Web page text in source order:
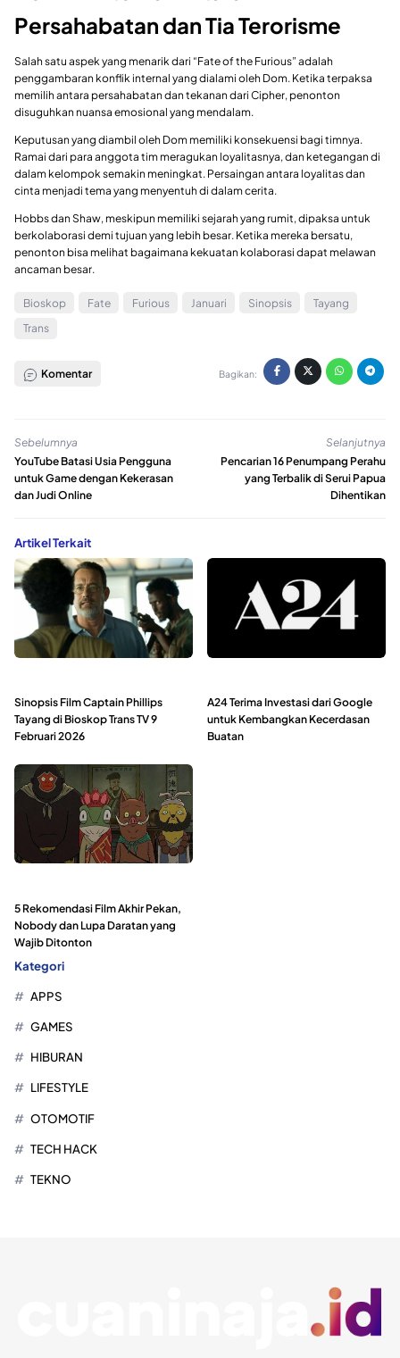
Persahabatan dan Tia Terorisme
Salah satu aspek yang menarik dari “Fate of the Furious” adalah
penggambaran konflik internal yang dialami oleh Dom. Ketika terpaksa
memilih antara persahabatan dan tekanan dari Cipher, penonton
disuguhkan nuansa emosional yang mendalam.
Keputusan yang diambil oleh Dom memiliki konsekuensi bagi timnya.
Ramai dari para anggota tim meragukan loyalitasnya, dan ketegangan di
dalam kelompok semakin meningkat. Persaingan antara loyalitas dan
cinta menjadi tema yang menyentuh di dalam cerita.
Hobbs dan Shaw, meskipun memiliki sejarah yang rumit, dipaksa untuk
berkolaborasi demi tujuan yang lebih besar. Ketika mereka bersatu,
penonton bisa melihat bagaimana kekuatan kolaborasi dapat melawan
ancaman besar.
Bioskop Fate Furious Januari Sinopsis
Tayang
Trans
Komentar Bagikan:
Sebelumnya
YouTube Batasi Usia Pengguna
untuk Game dengan Kekerasan
dan Judi Online
Selanjutnya
Pencarian 16 Penumpang Perahu
yang Terbalik di Serui Papua
Dihentikan
Artikel Terkait
Sinopsis Film Captain Phillips
Tayang di Bioskop Trans TV 9
Februari 2026
A24 Terima Investasi dari Google
untuk Kembangkan Kecerdasan
Buatan
5 Rekomendasi Film Akhir Pekan,
Nobody dan Lupa Daratan yang
Wajib Ditonton
Kategori
APPS
GAMES
HIBURAN
LIFESTYLE
OTOMOTIF
TECH HACK
TEKNO